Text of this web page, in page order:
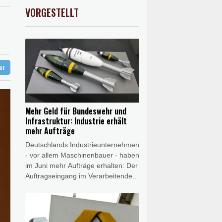
anpassen
0.16%
-0.07%
VORGESTELLT
Mehr Geld für Bundeswehr und
Infrastruktur: Industrie erhält
mehr Aufträge
Deutschlands Industrieunternehmen
- vor allem Maschinenbauer - haben
im Juni mehr Aufträge erhalten: Der
Auftragseingang im Verarbeitenden
zum Vormonat um 3,1 Prozent, wie
das Statistische Bundesamt in
Wiesbaden am Donnerstag mitteilte.